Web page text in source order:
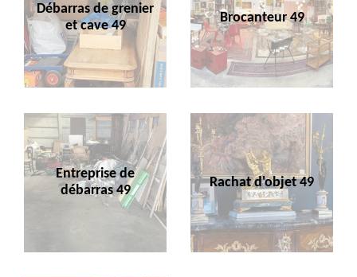
Débarras de grenier
et cave 49
Brocanteur 49
Entreprise de
débarras 49
Rachat d'objet 49